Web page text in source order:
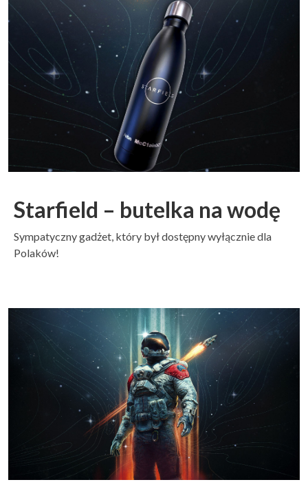
Starfield – butelka na wodę
Sympatyczny gadżet, który był dostępny wyłącznie dla
Polaków!